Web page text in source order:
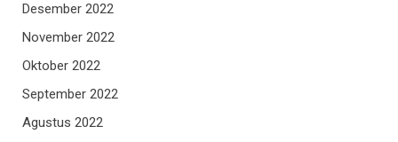
Desember 2022
November 2022
Oktober 2022
September 2022
Agustus 2022